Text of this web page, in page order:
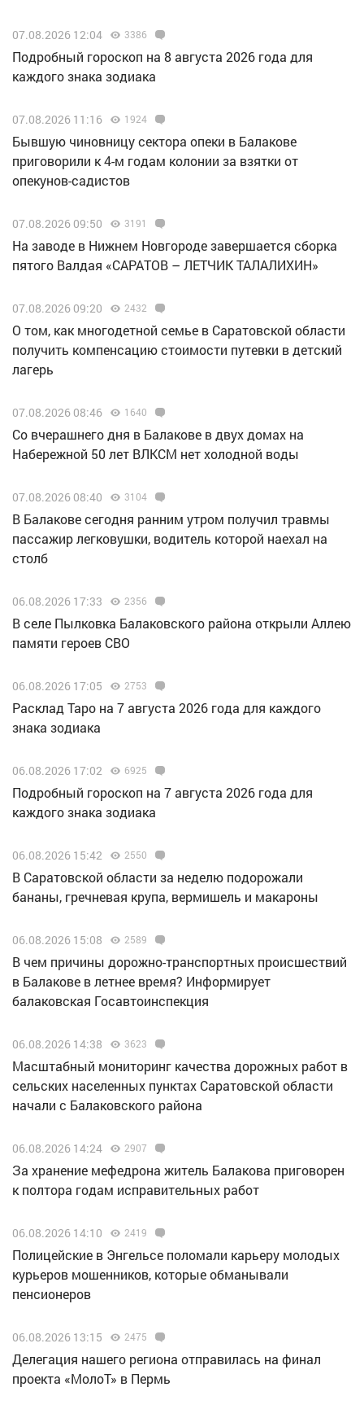
07.08.2026 12:04 3386
Подробный гороскоп на 8 августа 2026 года для
каждого знака зодиака
07.08.2026 11:16 1924
Бывшую чиновницу сектора опеки в Балакове
приговорили к 4-м годам колонии за взятки от
опекунов-садистов
07.08.2026 09:50 3191
Н️а заводе в Нижнем Новгороде завершается сборка
пятого Валдая «САРАТОВ – ЛЕТЧИК ТАЛАЛИХИН»
07.08.2026 09:20 2432
О том, как многодетной семье в Саратовской области
получить компенсацию стоимости путевки в детский
лагерь
07.08.2026 08:46 1640
Со вчерашнего дня в Балакове в двух домах на
Набережной 50 лет ВЛКСМ нет холодной воды
07.08.2026 08:40 3104
В Балакове сегодня ранним утром получил травмы
пассажир легковушки, водитель которой наехал на
столб
06.08.2026 17:33 2356
В селе Пылковка Балаковского района открыли Аллею
памяти героев СВО
06.08.2026 17:05 2753
Расклад Таро на 7 августа 2026 года для каждого
знака зодиака
06.08.2026 17:02 6925
Подробный гороскоп на 7 августа 2026 года для
каждого знака зодиака
06.08.2026 15:42 2550
В Саратовской области за неделю подорожали
бананы, гречневая крупа, вермишель и макароны
06.08.2026 15:08 2589
В чем причины дорожно-транспортных происшествий
в Балакове в летнее время? Информирует
балаковская Госавтоинспекция
06.08.2026 14:38 3623
Масштабный мониторинг качества дорожных работ в
сельских населенных пунктах Саратовской области
начали с Балаковского района
06.08.2026 14:24 2907
За хранение мефедрона житель Балакова приговорен
к полтора годам исправительных работ
06.08.2026 14:10 2419
Полицейские в Энгельсе поломали карьеру молодых
курьеров мошенников, которые обманывали
пенсионеров
06.08.2026 13:15 2475
Делегация нашего региона отправилась на финал
проекта «МолоТ» в Пермь